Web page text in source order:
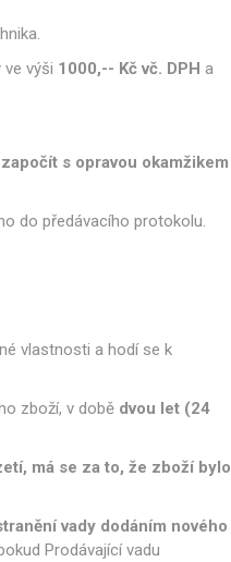
výši 1000,-- Kč vč. DPH a
s opravou okamžikem
do předávacího protokolu.
vlastnosti a hodí se k
zboží, v době dvou let (24
má se za to, že zboží bylo
vady dodáním nového
Prodávající vadu